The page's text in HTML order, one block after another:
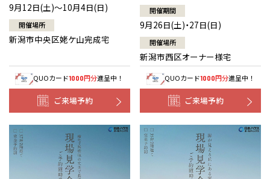
9月12日(土)～10月4日(日)
開催場所
新潟市中央区姥ケ山完成宅
QUOカード1000円分進呈中！
ご来場予約
開催期間
9月26日(土)・27日(日)
開催場所
新潟市西区オーナー様宅
QUOカード1000円分進呈中！
ご来場予約